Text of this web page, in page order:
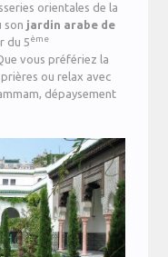
orientales de la
son jardin arabe de
du 5ème
vous préfériez la
ou relax avec
dépaysement